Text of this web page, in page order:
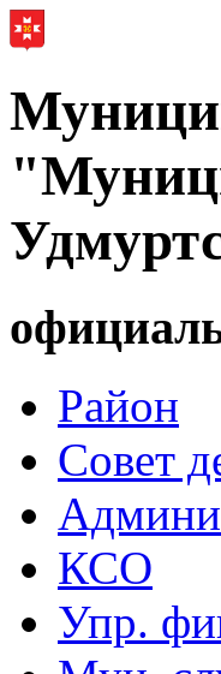
Район
Совет
КСО
Упр.